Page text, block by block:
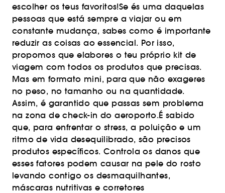
escolher os teus favoritos!Se és uma daquelas
pessoas que está sempre a viajar ou em
constante mudança, sabes como é importante
reduzir as coisas ao essencial. Por isso,
propomos que elabores o teu próprio kit de
viagem com todos os produtos que precisas.
Mas em formato mini, para que não exageres
no peso, no tamanho ou na quantidade.
Assim, é garantido que passas sem problema
na zona de check-in do aeroporto.É sabido
que, para enfrentar o stress, a poluição e um
ritmo de vida desequilibrado, são precisos
produtos específicos. Controla os danos que
esses fatores podem causar na pele do rosto
levando contigo os desmaquilhantes,
máscaras nutritivas e corretores